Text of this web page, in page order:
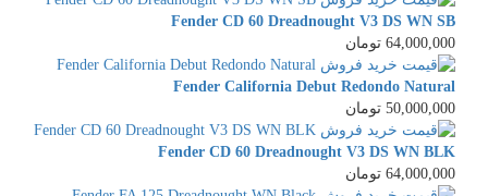
Fender CD 60 Dreadnought V3 DS WN SB
64,000,000 تومان
Fender California Debut Redondo Natural
50,000,000 تومان
Fender CD 60 Dreadnought V3 DS WN BLK
64,000,000 تومان